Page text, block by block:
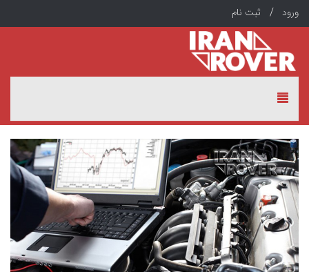
ورود / ثبت نام